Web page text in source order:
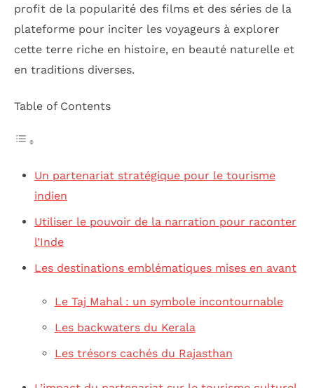
profit de la popularité des films et des séries de la
plateforme pour inciter les voyageurs à explorer
cette terre riche en histoire, en beauté naturelle et
en traditions diverses.
Table of Contents
Un partenariat stratégique pour le tourisme
indien
Utiliser le pouvoir de la narration pour raconter
l’Inde
Les destinations emblématiques mises en avant
Le Taj Mahal : un symbole incontournable
Les backwaters du Kerala
Les trésors cachés du Rajasthan